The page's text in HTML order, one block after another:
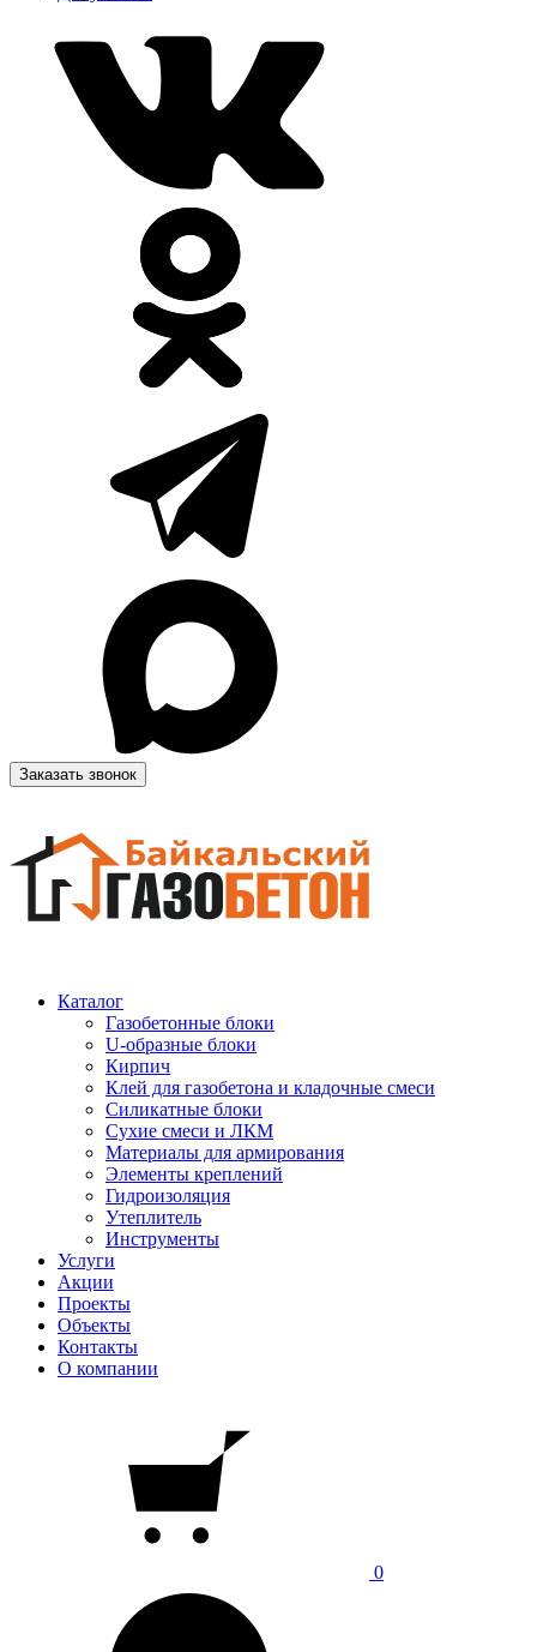
Заказать звонок
Каталог
Газобетонные блоки
U-образные блоки
Кирпич
Клей для газобетона и кладочные смеси
Силикатные блоки
Сухие смеси и ЛКМ
Материалы для армирования
Элементы креплений
Гидроизоляция
Утеплитель
Инструменты
Услуги
Акции
Проекты
Объекты
Контакты
О компании
0